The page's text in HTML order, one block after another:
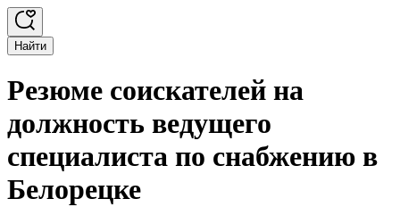
Найти
Резюме соискателей на
должность ведущего
специалиста по снабжению в
Белорецке